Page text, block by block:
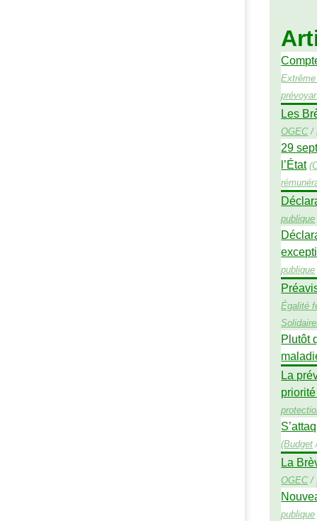
Les
OGEC /
29
l’État (
publique
publique
Égalité
Plutôt
La
priorité
(Budget
La
OGEC /
publique